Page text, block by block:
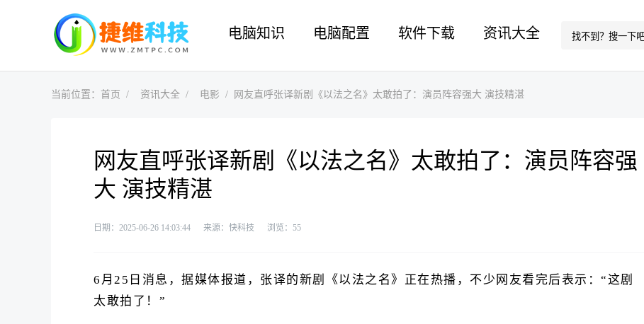
电脑知识 电脑配置 软件下载 资讯大全
当前位置： 首页 资讯大全 电影 网友直呼张译新剧《以法之名》太敢拍了：演员阵容强大 演技精湛
网友直呼张译新剧《以法之名》太敢拍了：演员阵容强
大 演技精湛
日期：2025-06-26 14:03:44 来源：快科技 浏览： 55
6月25日消息，据媒体报道，张译的新剧《以法之名》正在热播，不少网友看完后表示：“这剧
太敢拍了！”